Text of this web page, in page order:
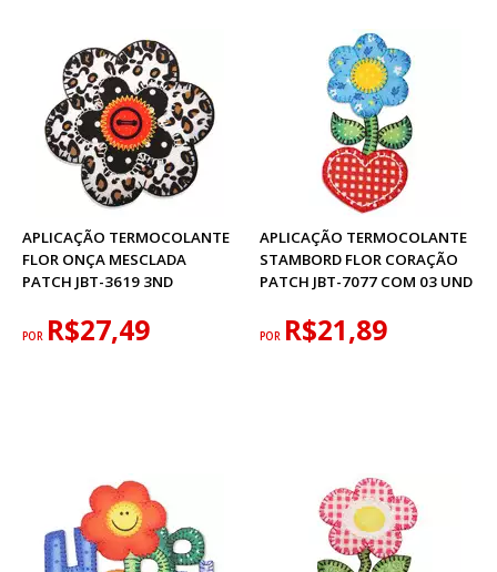
APLICAÇÃO TERMOCOLANTE
FLOR ONÇA MESCLADA
PATCH JBT-3619 3ND
POR R$27,49
APLICAÇÃO TERMOCOLANTE
STAMBORD FLOR CORAÇÃO
PATCH JBT-7077 COM 03 UND
POR R$21,89